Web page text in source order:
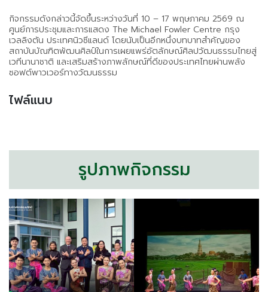
กิจกรรมดังกล่าวนี้จัดขึ้นระหว่างวันที่ 10 – 17 พฤษภาคม 2569 ณ
ศูนย์การประชุมและการแสดง The Michael Fowler Centre กรุง
เวลลิงตัน ประเทศนิวซีแลนด์ โดยนับเป็นอีกหนึ่งบทบาทสำคัญของ
สถาบันบัณฑิตพัฒนศิลป์ในการเผยแพร่อัตลักษณ์ศิลปวัฒนธรรมไทยสู่
เวทีนานาชาติ และเสริมสร้างภาพลักษณ์ที่ดีของประเทศไทยผ่านพลัง
ซอฟต์พาวเวอร์ทางวัฒนธรรม
ไฟล์แนบ
รูปภาพกิจกรรม